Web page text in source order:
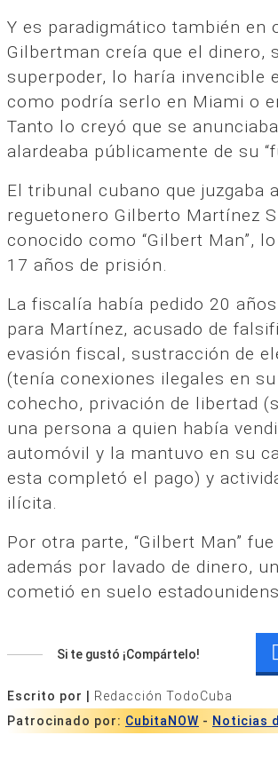
Y es paradigmático también en
Gilbertman creía que el dinero,
superpoder, lo haría invencible
como podría serlo en Miami o
Tanto lo creyó que se
alardeaba públicamente de su
El tribunal cubano que juzgaba
reguetonero Gilberto Martínez
conocido como “Gilbert Man”,
17 años de prisión.
La fiscalía había pedido 20
para Martínez, acusado de
evasión fiscal, sustracción de
(tenía conexiones ilegales en su
cohecho, privación de libertad
una persona a quien había
automóvil y la mantuvo en su
esta completó el pago) y
ilícita.
Por otra parte, “Gilbert Man”
además por lavado de dinero,
cometió en suelo
Si te gustó ¡Compártelo!
Escrito por |
Redacción TodoCuba
Patrocinado por: CubitaNOW - Noticias